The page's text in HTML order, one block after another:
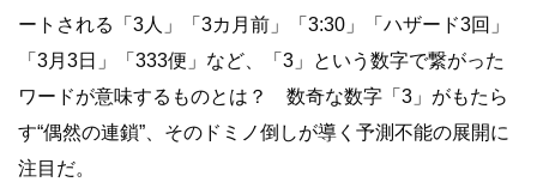
ートされる「3人」「3カ月前」「3:30」「ハザード3回」
「3月3日」「333便」など、「3」という数字で繋がった
ワードが意味するものとは？ 数奇な数字「3」がもたら
す“偶然の連鎖”、そのドミノ倒しが導く予測不能の展開に
注目だ。